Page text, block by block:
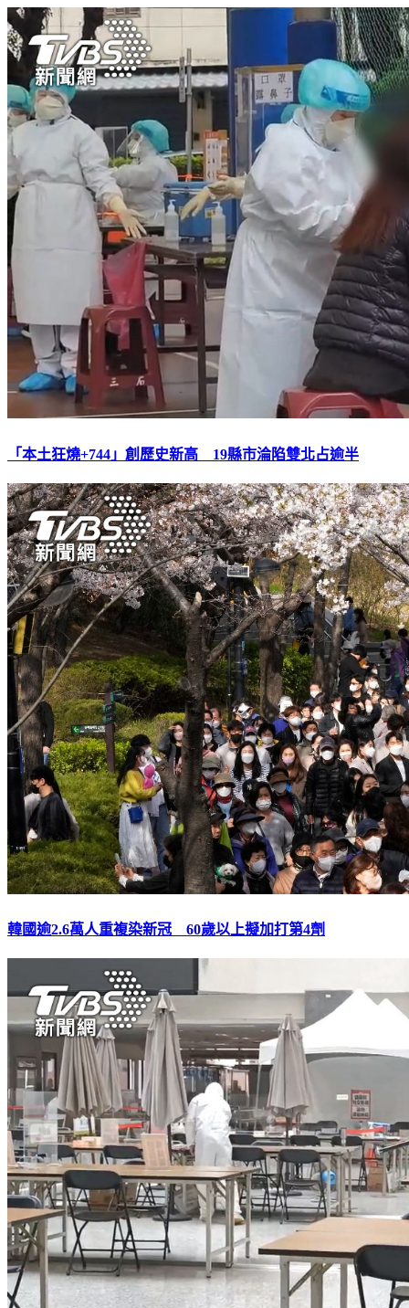
「本土狂燒+744」創歷史新高 19縣市淪陷雙北占逾半
韓國逾2.6萬人重複染新冠 60歲以上擬加打第4劑